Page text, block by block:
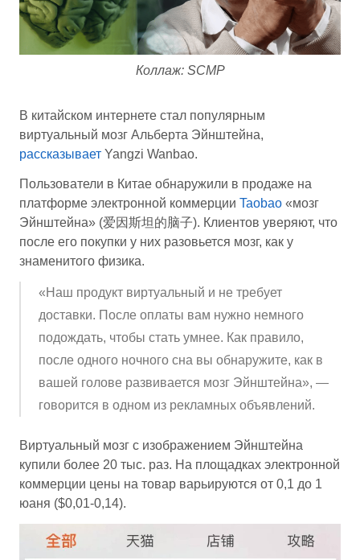
Коллаж: SCMP
В китайском интернете стал популярным
виртуальный мозг Альберта Эйнштейна,
рассказывает Yangzi Wanbao.
Пользователи в Китае обнаружили в продаже на
платформе электронной коммерции Taobao «мозг
Эйнштейна» (爱因斯坦的脑子). Клиентов уверяют, что
после его покупки у них разовьется мозг, как у
знаменитого физика.
«Наш продукт виртуальный и не требует
доставки. После оплаты вам нужно немного
подождать, чтобы стать умнее. Как правило,
после одного ночного сна вы обнаружите, как в
вашей голове развивается мозг Эйнштейна», —
говорится в одном из рекламных объявлений.
Виртуальный мозг с изображением Эйнштейна
купили более 20 тыс. раз. На площадках электронной
коммерции цены на товар варьируются от 0,1 до 1
юаня ($0,01-0,14).